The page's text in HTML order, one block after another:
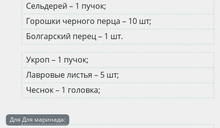
Сельдерей – 1 пучок;
Горошки черного перца – 10 шт;
Болгарский перец – 1 шт.
Укроп – 1 пучок;
Лавровые листья – 5 шт;
Чеснок – 1 головка;
Для Для маринада: